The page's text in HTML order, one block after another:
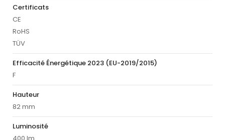
Certificats
CE
RoHS
TÜV
Efficacité Énergétique 2023 (EU-2019/2015)
F
Hauteur
82 mm
Luminosité